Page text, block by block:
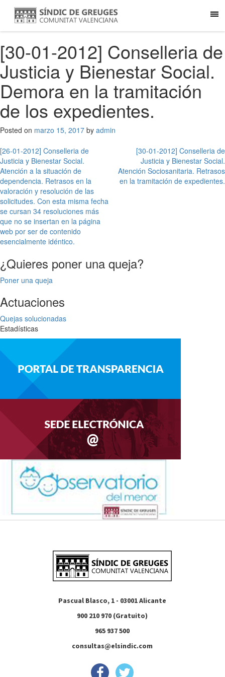
[30-01-2012] Conselleria de
Justicia y Bienestar Social.
Demora en la tramitación
de los expedientes.
Posted on marzo 15, 2017 by admin
Navegación
de
entradas
[26-01-2012] Conselleria de
Justicia y Bienestar Social.
Atención a la situación de
dependencia. Retrasos en la
valoración y resolución de las
solicitudes. Con esta misma fecha
se cursan 34 resoluciones más
que no se insertan en la página
web por ser de contenido
esencialmente idéntico.
[30-01-2012] Conselleria de
Justicia y Bienestar Social.
Atención Sociosanitaria. Retrasos
en la tramitación de expedientes.
¿Quieres poner una queja?
Poner una queja
Actuaciones
Quejas solucionadas
Estadísticas
Pascual Blasco, 1 - 03001 Alicante
900 210 970 (Gratuito)
965 937 500
consultas@elsindic.com